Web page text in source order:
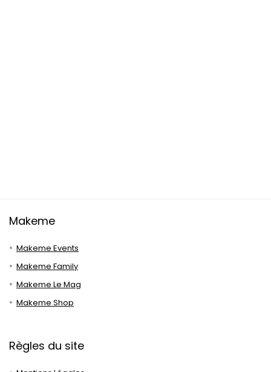
Makeme
Makeme Events
Makeme Family
Makeme Le Mag
Makeme Shop
Règles du site